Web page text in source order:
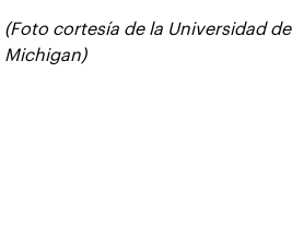
(Foto cortesía de la Universidad de
Michigan)